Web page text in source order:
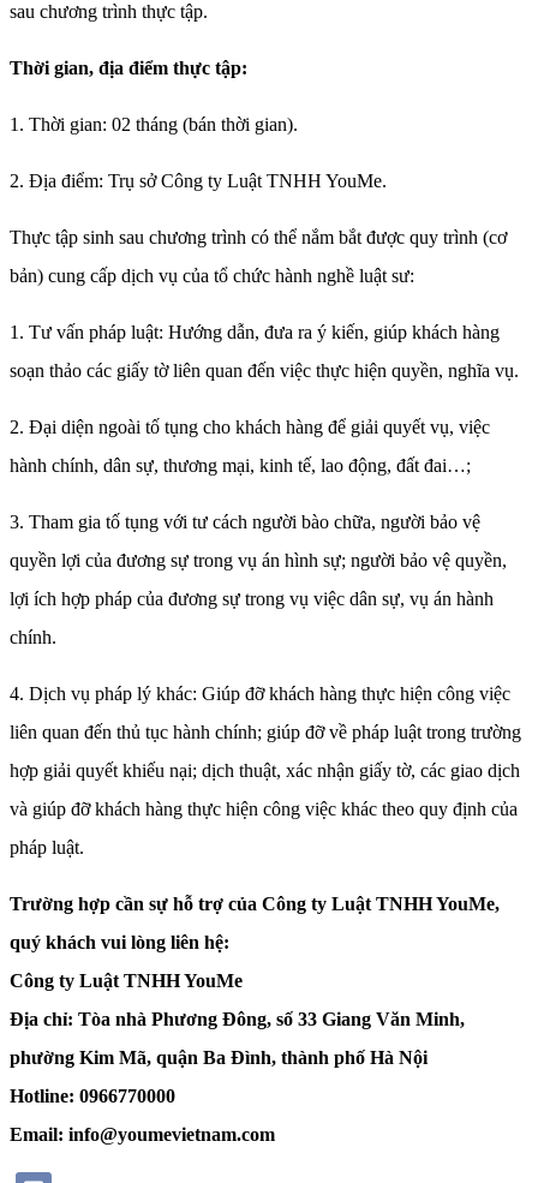
sau chương trình thực tập.
Thời gian, địa điểm thực tập:
1. Thời gian: 02 tháng (bán thời gian).
2. Địa điểm: Trụ sở Công ty Luật TNHH YouMe.
Thực tập sinh sau chương trình có thể nắm bắt được quy trình (cơ
bản) cung cấp dịch vụ của tổ chức hành nghề luật sư:
1. Tư vấn pháp luật: Hướng dẫn, đưa ra ý kiến, giúp khách hàng
soạn thảo các giấy tờ liên quan đến việc thực hiện quyền, nghĩa vụ.
2. Đại diện ngoài tố tụng cho khách hàng để giải quyết vụ, việc
hành chính, dân sự, thương mại, kinh tế, lao động, đất đai…;
3. Tham gia tố tụng với tư cách người bào chữa, người bảo vệ
quyền lợi của đương sự trong vụ án hình sự; người bảo vệ quyền,
lợi ích hợp pháp của đương sự trong vụ việc dân sự, vụ án hành
chính.
4. Dịch vụ pháp lý khác: Giúp đỡ khách hàng thực hiện công việc
liên quan đến thủ tục hành chính; giúp đỡ về pháp luật trong trường
hợp giải quyết khiếu nại; dịch thuật, xác nhận giấy tờ, các giao dịch
và giúp đỡ khách hàng thực hiện công việc khác theo quy định của
pháp luật.
Trường hợp cần sự hỗ trợ của Công ty Luật TNHH YouMe,
quý khách vui lòng liên hệ:
Công ty Luật TNHH YouMe
Địa chỉ: Tòa nhà Phương Đông, số 33 Giang Văn Minh,
phường Kim Mã, quận Ba Đình, thành phố Hà Nội
Hotline: 0966770000
Email: info@youmevietnam.com